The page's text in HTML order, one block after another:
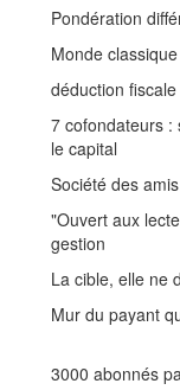
Pondération
Monde
déduction
7 cofondateurs :
le capital
Société des amis
"Ouvert aux
gestion
La cible, elle ne
Mur du payant
3000 abonnés